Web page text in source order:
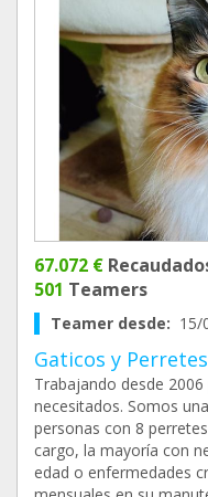
67.072 €
501 Teamers
Teamer desde: 15/
Gaticos y
Trabajando desde
necesitados. Somos
personas con 8
cargo, la mayoría con
edad o enfermedades